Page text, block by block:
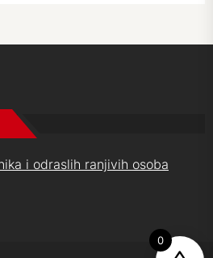
i odraslih ranjivih osoba
0